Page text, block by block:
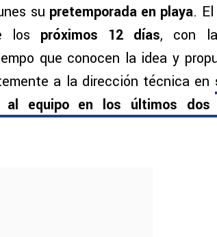
su pretemporada en playa.
los próximos 12 días, con
que conocen la idea y
a la dirección técnica en
al equipo en los últimos